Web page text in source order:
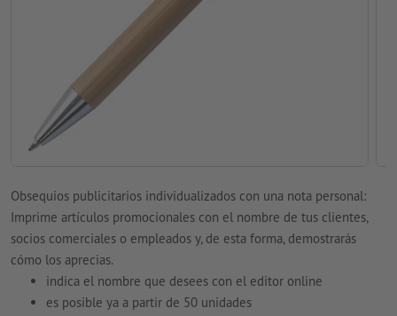
Obsequios publicitarios individualizados con una nota personal:
Imprime artículos promocionales con el nombre de tus clientes,
socios comerciales o empleados y, de esta forma, demostrarás
cómo los aprecias.
indica el nombre que desees con el editor online
es posible ya a partir de 50 unidades